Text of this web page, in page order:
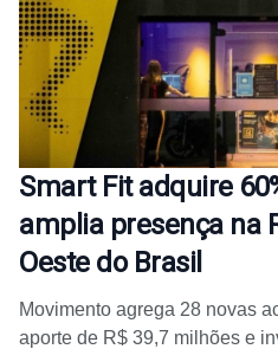
Smart Fit adquire
amplia presença na
Oeste do Brasil
Movimento agrega 28 novas
aporte de R$ 39,7 milhões e